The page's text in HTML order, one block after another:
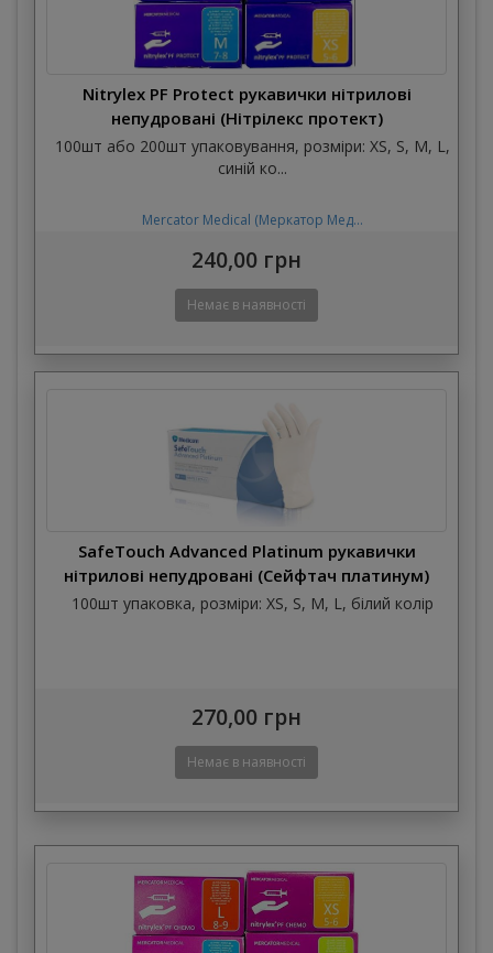
Nitrylex PF Protect рукавички нітрилові
непудровані (Нітрілекс протект)
100шт або 200шт упаковування, розміри: XS, S, M, L,
синій ко...
Mercator Medical (Меркатор Мед...
240,00 грн
SafeTouch Advanced Platinum рукавички
нітрилові непудровані (Сейфтач платинум)
Medicom
100шт упаковка, розміри: XS, S, M, L, білий колір
270,00 грн